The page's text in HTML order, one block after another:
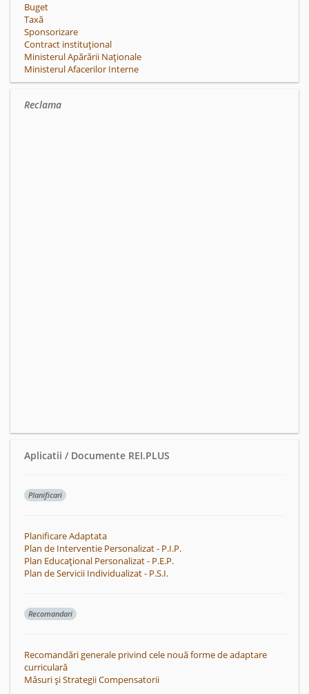
Buget
Taxă
Sponsorizare
Contract instituțional
Ministerul Apărării Naționale
Ministerul Afacerilor Interne
Reclama
Aplicatii / Documente REI.PLUS
Planificari
Planificare Adaptata
Plan de Interventie Personalizat - P.I.P.
Plan Educațional Personalizat - P.E.P.
Plan de Servicii Individualizat - P.S.I.
Recomandari
Recomandări generale privind cele nouă forme de adaptare
curriculară
Măsuri și Strategii Compensatorii